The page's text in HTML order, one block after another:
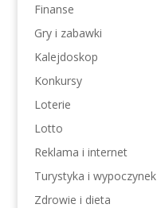
Finanse
Gry i zabawki
Kalejdoskop
Konkursy
Loterie
Lotto
Reklama i internet
Turystyka i wypoczynek
Zdrowie i dieta